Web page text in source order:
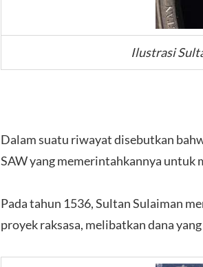
Ilustrasi
Dalam suatu riwayat disebutkan
SAW yang memerintahkannya untuk
Pada tahun 1536, Sultan Sulaiman
proyek raksasa, melibatkan dana